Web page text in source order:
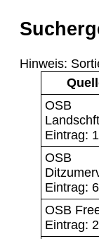
Hinweis:
OSB
Eintrag:
OSB
Eintrag:
OSB
Eintrag: